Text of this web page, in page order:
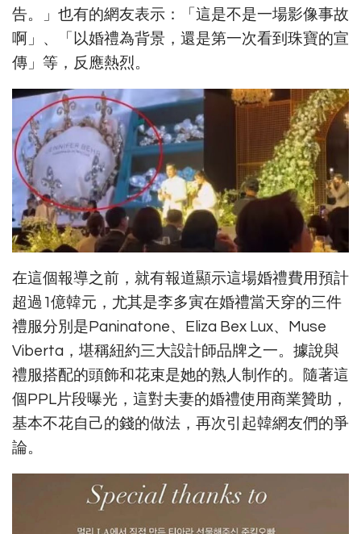
告。」也有的網友表示：「這是不是一場影像事故
啊」、「以婚禮為背景，還是第一次看到珠寶的宣
傳」等，反應熱烈。
在這個報導之前，就有報道顯示這場婚禮費用預計
超過1億韓元，尤其是李多寅在婚禮當天穿的三件
禮服分別是Paninatone、Eliza Bex Lux、Muse
Viberta，堪稱紐約三大設計師品牌之一。據說與
禮服搭配的頭飾和花束是她的熟人制作的。隨著這
個PPL片段曝光，這對夫妻的婚禮使用商業贊助，
基本不花自己的錢的做法，再次引起韓網友們的爭
論。